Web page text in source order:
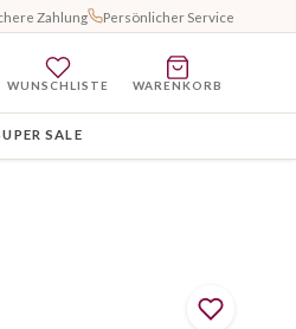
Zahlung Persönlicher Service
WUNSCHLISTE WARENKORB
SALE